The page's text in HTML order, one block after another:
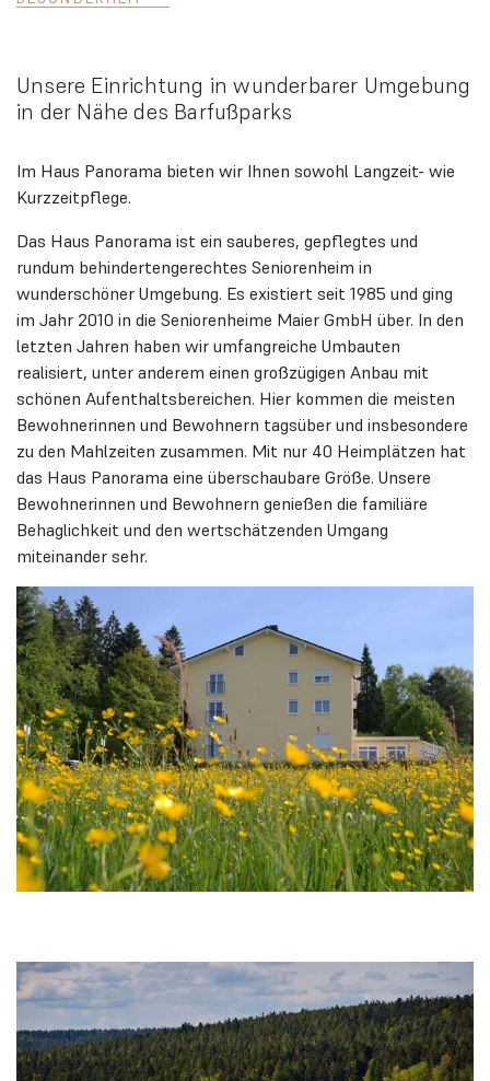
Unsere Einrichtung in wunderbarer Umgebung
in der Nähe des Barfußparks
Im Haus Panorama bieten wir Ihnen sowohl Langzeit- wie
Kurzzeitpflege.
Das Haus Panorama ist ein sauberes, gepflegtes und
rundum behindertengerechtes Seniorenheim in
wunderschöner Umgebung. Es existiert seit 1985 und ging
im Jahr 2010 in die Seniorenheime Maier GmbH über. In den
letzten Jahren haben wir umfangreiche Umbauten
realisiert, unter anderem einen großzügigen Anbau mit
schönen Aufenthaltsbereichen. Hier kommen die meisten
Bewohnerinnen und Bewohnern tagsüber und insbesondere
zu den Mahlzeiten zusammen. Mit nur 40 Heimplätzen hat
das Haus Panorama eine überschaubare Größe. Unsere
Bewohnerinnen und Bewohnern genießen die familiäre
Behaglichkeit und den wertschätzenden Umgang
miteinander sehr.